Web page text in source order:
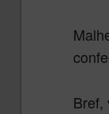
Bref,